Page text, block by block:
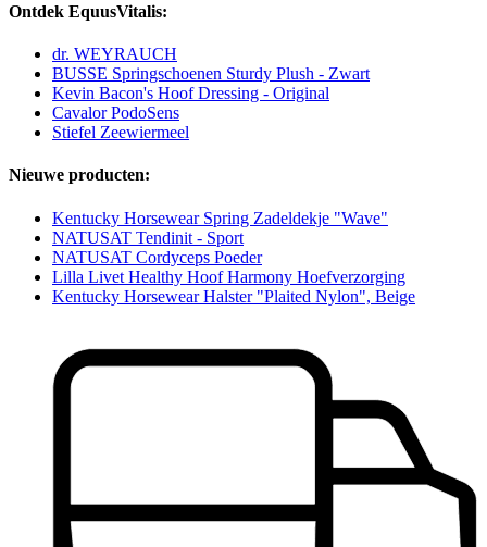
Ontdek EquusVitalis:
dr. WEYRAUCH
BUSSE Springschoenen Sturdy Plush - Zwart
Kevin Bacon's Hoof Dressing - Original
Cavalor PodoSens
Stiefel Zeewiermeel
Nieuwe producten:
Kentucky Horsewear Spring Zadeldekje "Wave"
NATUSAT Tendinit - Sport
NATUSAT Cordyceps Poeder
Lilla Livet Healthy Hoof Harmony Hoefverzorging
Kentucky Horsewear Halster "Plaited Nylon", Beige